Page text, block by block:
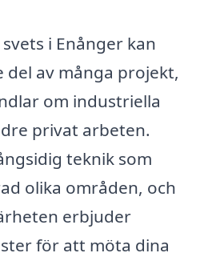
i Enånger kan
del av många projekt,
om industriella
privat arbeten.
teknik som
olika områden, och
erbjuder
för att möta dina